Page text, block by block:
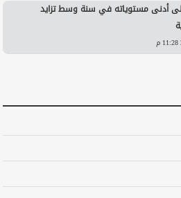
إلى أدنى مستوياته في سنة وسط تزايد